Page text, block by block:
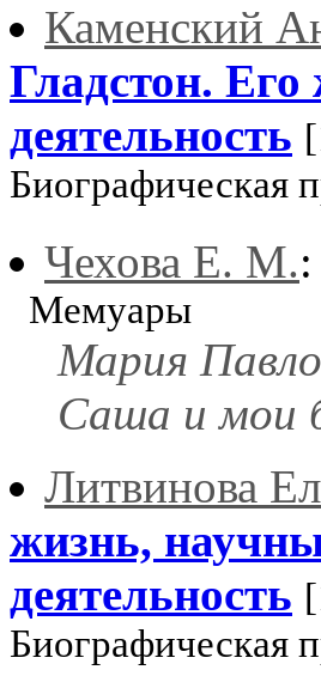
Каменский
Гладстон.
деятельность
Биографическая
Чехова Е. М.:
Мемуары
Мария
Саша и мои
Литвинова
жизнь,
деятельность
Биографическая